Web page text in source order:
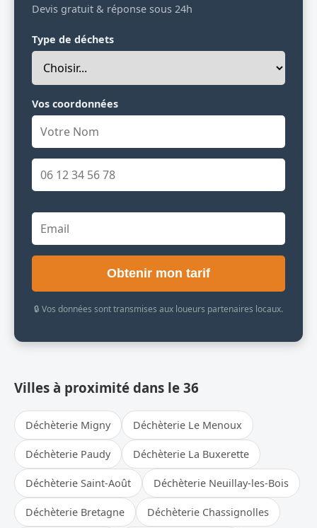
Devis gratuit & réponse sous 24h
Type de déchets
Vos coordonnées
Obtenir mon tarif
🔒 Vos données sont transmises aux loueurs partenaires locaux.
Villes à proximité dans le 36
Déchèterie Migny Déchèterie Le Menoux
Déchèterie Paudy Déchèterie La Buxerette
Déchèterie Saint-Août Déchèterie Neuillay-les-Bois
Déchèterie Bretagne Déchèterie Chassignolles